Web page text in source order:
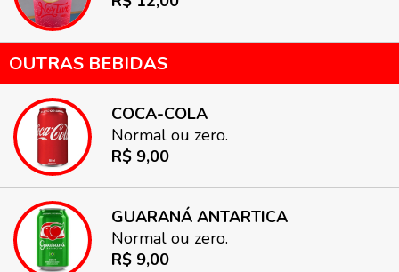
OUTRAS BEBIDAS
COCA-COLA
Normal ou zero.
R$ 9,00
GUARANÁ ANTARTICA
Normal ou zero.
R$ 9,00